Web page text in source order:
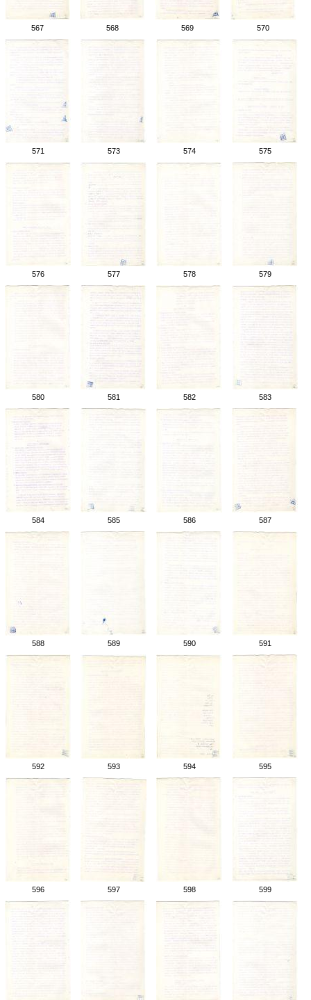
567 568 569 570
571 573 574 575
576 577 578 579
580 581 582 583
584 585 586 587
588 589 590 591
592 593 594 595
596 597 598 599